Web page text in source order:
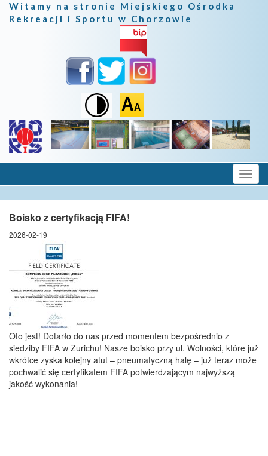
Witamy na stronie Miejskiego Ośrodka
Rekreacji i Sportu w Chorzowie
Boisko z certyfikacją FIFA!
2026-02-19
Oto jest! Dotarło do nas przed momentem bezpośrednio z
siedziby FIFA w Zurichu! Nasze boisko przy ul. Wolności, które już
wkrótce zyska kolejny atut – pneumatyczną halę – już teraz może
pochwalić się certyfikatem FIFA potwierdzającym najwyższą
jakość wykonania!